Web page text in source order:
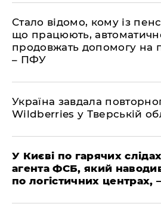
Стало відомо, кому із
що працюють,
продовжать допомогу на
– ПФУ
Україна завдала
Wildberries у Тверській
У Києві по гарячих
агента ФСБ, який
по логістичних центрах,